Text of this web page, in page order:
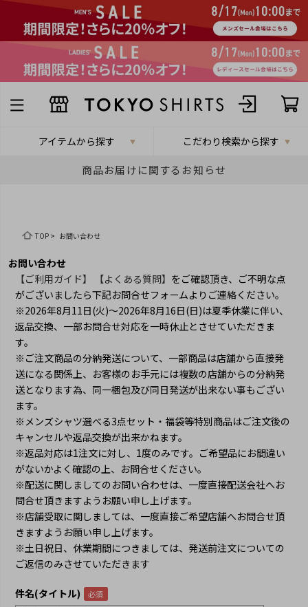
アイテムから探す こだわり検索から探す
商品お届けに関するお知らせ
TOP> お問い合わせ
お問い合わせ
【ご利用ガイド】
【よくある質問】 をご確認頂き、ご不明な点
がございましたら下記お問合せフォームよりご連絡ください。
※2026年8月11日(火)～2026年8月16日(日)は夏季休業に伴い、
返品交換、一部お問合せ対応を一時休止とさせていただきま
す。
※ご注文商品の分納発送について、一部商品は店舗から直接発
送になる関係上、お客様のお手元には複数の店舗からの分納発
送となります為、同一梱包及び同日発送が出来ない事もござい
ます。
※メンズシャツ選べる3点セット・福袋等特別商品はご注文後の
キャンセルや返品交換が出来かねます。
※返品対応は1注文に対し、1度のみです。ご希望品にお間違い
がないかよく確認の上、お問合せください。
※配送に関しましてのお問い合わせは、一度直接配送会社へお
問合せ頂きますようお願い申し上げます。
※店舗受取に関しましては、一度直接ご希望店舗へお問合せ頂
きますようお願い申し上げます。
※土日祝日、休業期間につきましては、発送前注文についての
ご返信のみさせていただきます
件名(タイトル)